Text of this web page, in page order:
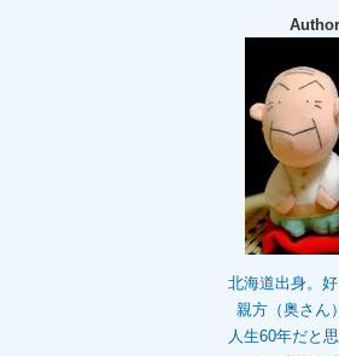
北海道出身。
親方（奥さん
人生60年だと